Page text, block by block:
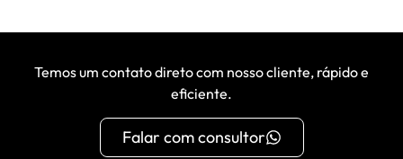
Temos um contato direto com nosso cliente, rápido e
eficiente.
Falar com consultor